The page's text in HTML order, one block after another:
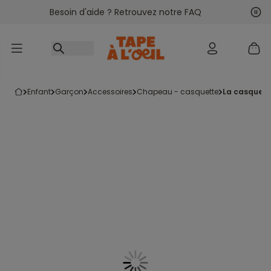
Accéder au contenu
Besoin d'aide ? Retrouvez notre FAQ
enfant garçon accessoires chapeau - casquette la